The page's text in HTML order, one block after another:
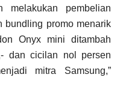
melakukan pembelian
bundling promo menarik
Onyx mini ditambah
dan cicilan nol persen
mitra Samsung,”